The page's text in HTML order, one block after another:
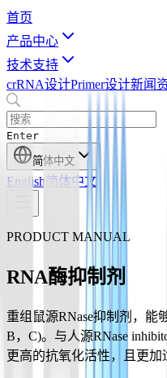
首页
产品中心
技术支持
crRNA设计Primer设计新闻
Enter
简体中文
English 简体中文
PRODUCT MANUAL
RNA酶抑制剂
重组鼠源RNase抑制剂，能
B，C)。与人源RNase
更高的抗氧化活性，且更